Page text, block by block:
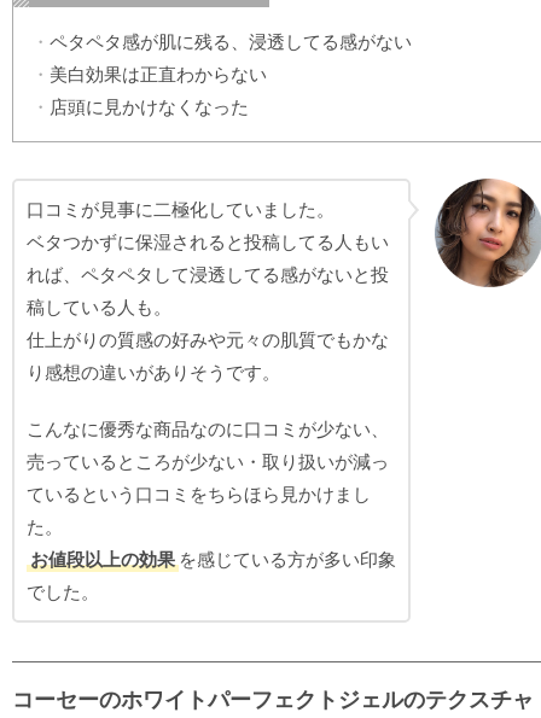
ペタペタ感が肌に残る、浸透してる感がない
美白効果は正直わからない
店頭に見かけなくなった
口コミが見事に二極化していました。
ベタつかずに保湿されると投稿してる人もい
れば、ペタペタして浸透してる感がないと投
稿している人も。
仕上がりの質感の好みや元々の肌質でもかな
り感想の違いがありそうです。
こんなに優秀な商品なのに口コミが少ない、
売っているところが少ない・取り扱いが減っ
ているという口コミをちらほら見かけまし
た。
お値段以上の効果 を感じている方が多い印象
でした。
コーセーのホワイトパーフェクトジェルのテクスチャ